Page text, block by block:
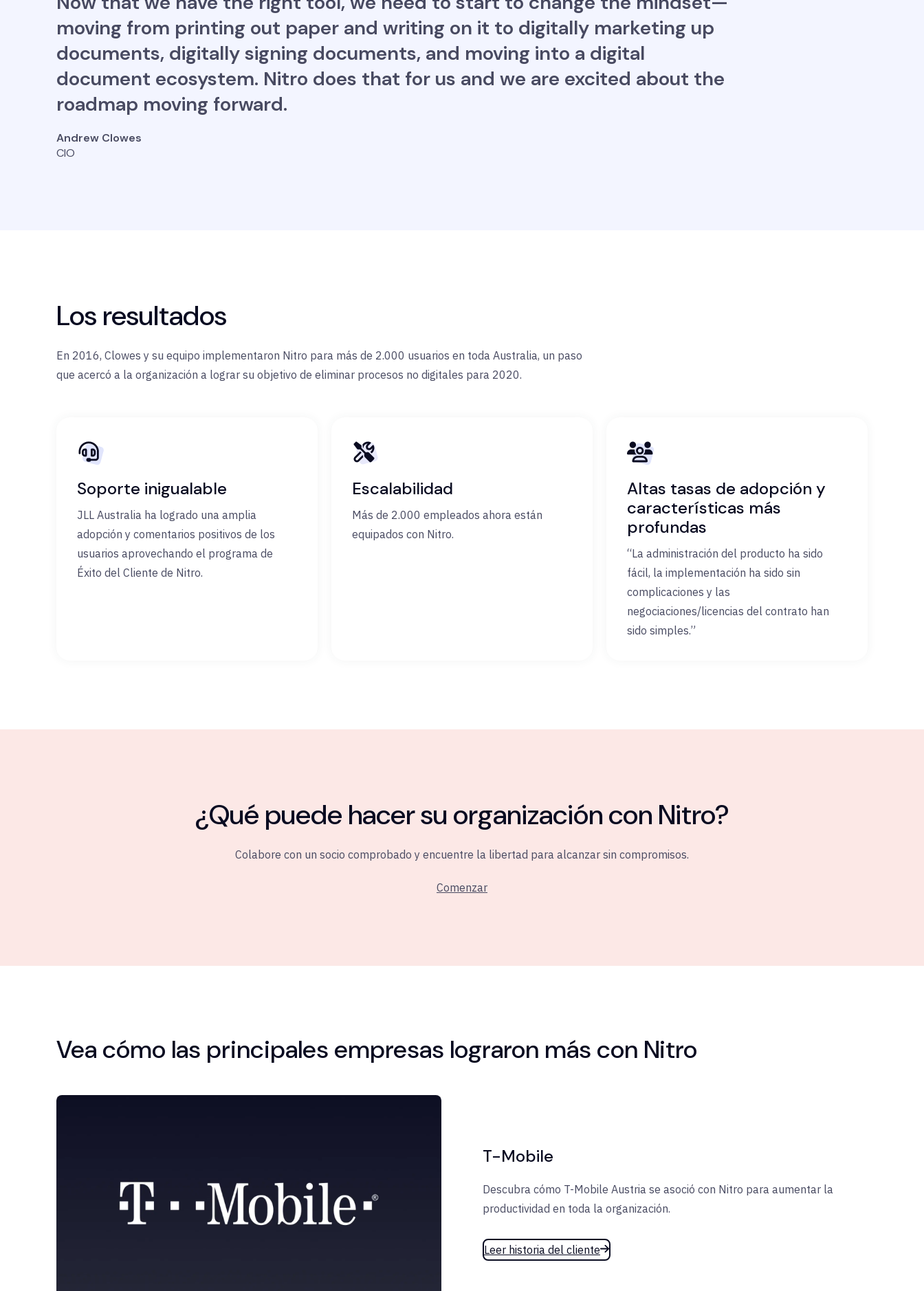
moving from printing out paper and writing on it to digitally marketing up
documents, digitally signing documents, and moving into a digital
document ecosystem. Nitro does that for us and we are excited about the
roadmap moving forward.
Andrew Clowes
CIO
Los resultados
En 2016, Clowes y su equipo implementaron Nitro para más de 2.000 usuarios en toda Australia, un paso
que acercó a la organización a lograr su objetivo de eliminar procesos no digitales para 2020.
Soporte inigualable
JLL Australia ha logrado una amplia
adopción y comentarios positivos de los
usuarios aprovechando el programa de
Éxito del Cliente de Nitro.
Escalabilidad
Más de 2.000 empleados ahora están
equipados con Nitro.
Altas tasas de adopción y
características más
profundas
“La administración del producto ha sido
fácil, la implementación ha sido sin
complicaciones y las
negociaciones/licencias del contrato han
sido simples.”
¿Qué puede hacer su organización con Nitro?
Colabore con un socio comprobado y encuentre la libertad para alcanzar sin compromisos.
Comenzar
Vea cómo las principales empresas lograron más con Nitro
T-Mobile
Descubra cómo T-Mobile Austria se asoció con Nitro para aumentar la
productividad en toda la organización.
Leer historia del cliente